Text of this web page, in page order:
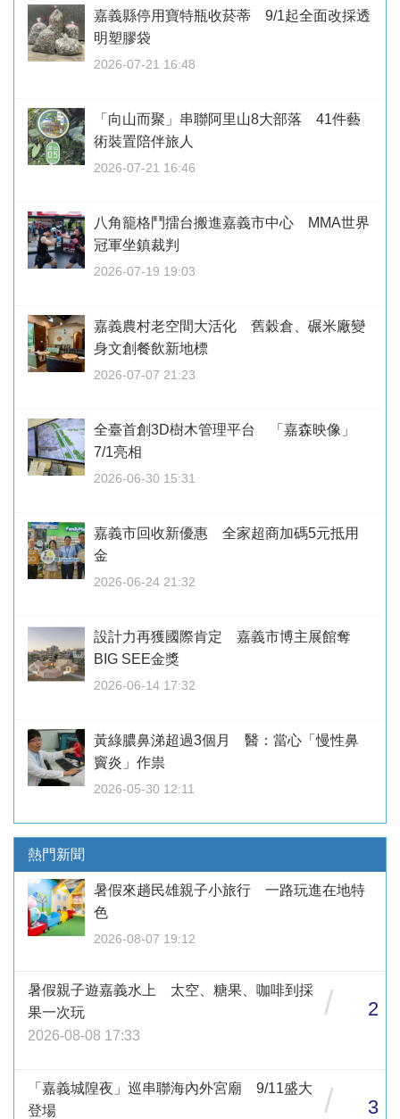
嘉義縣停用寶特瓶收菸蒂 9/1起全面改採透
明塑膠袋
2026-07-21 16:48
「向山而聚」串聯阿里山8大部落 41件藝
術裝置陪伴旅人
2026-07-21 16:46
八角籠格鬥擂台搬進嘉義市中心 MMA世界
冠軍坐鎮裁判
2026-07-19 19:03
嘉義農村老空間大活化 舊穀倉、碾米廠變
身文創餐飲新地標
2026-07-07 21:23
全臺首創3D樹木管理平台 「嘉森映像」
7/1亮相
2026-06-30 15:31
嘉義市回收新優惠 全家超商加碼5元抵用
金
2026-06-24 21:32
設計力再獲國際肯定 嘉義市博主展館奪
BIG SEE金獎
2026-06-14 17:32
黃綠膿鼻涕超過3個月 醫：當心「慢性鼻
竇炎」作祟
2026-05-30 12:11
熱門新聞
暑假來趟民雄親子小旅行 一路玩進在地特
色
2026-08-07 19:12
暑假親子遊嘉義水上 太空、糖果、咖啡到採
果一次玩
2026-08-08 17:33
/ 2
「嘉義城隍夜」巡串聯海內外宮廟 9/11盛大
登場
/ 3